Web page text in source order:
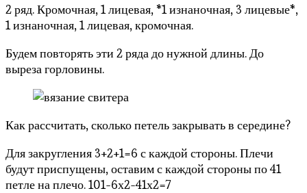
2 ряд. Кромочная, 1 лицевая, *1 изнаночная, 3 лицевые*,
1 изнаночная, 1 лицевая, кромочная.
Будем повторять эти 2 ряда до нужной длины. До
выреза горловины.
Как рассчитать, сколько петель закрывать в середине?
Для закругления 3+2+1=6 с каждой стороны. Плечи
будут приспущены, оставим с каждой стороны по 41
петле на плечо. 101-6х2-41х2=7